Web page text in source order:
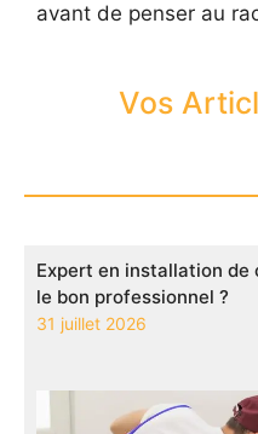
avant de penser au
Vos
Expert en installation
le bon professionnel ?
31 juillet 2026